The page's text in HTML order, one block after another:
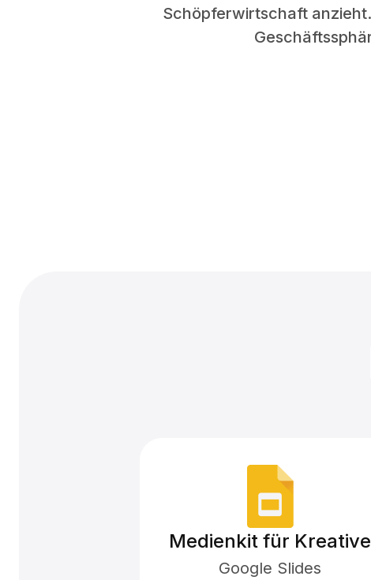
Schöpferwirtschaft
Medienkit für Kreative
Google Slides